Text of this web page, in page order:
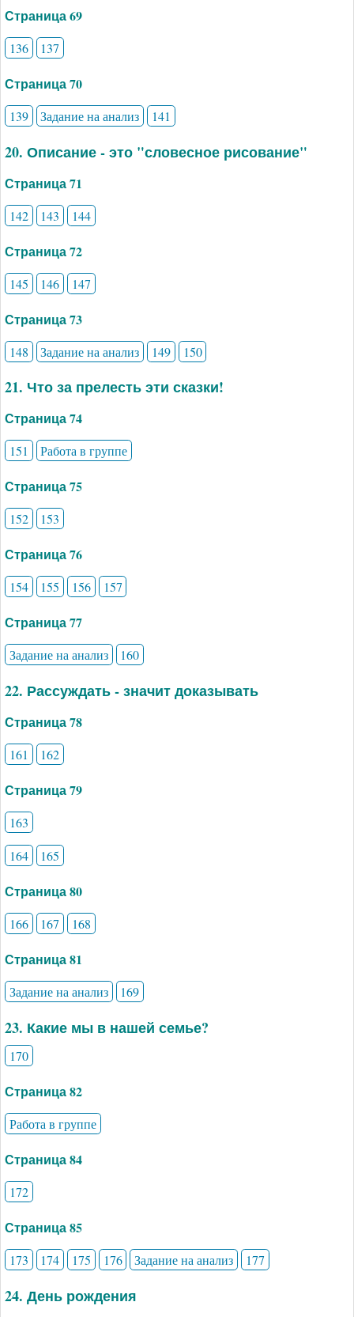
Страница 69
136 137
Страница 70
139 Задание на анализ 141
20. Описание - это "словесное рисование"
Страница 71
142 143 144
Страница 72
145 146 147
Страница 73
148 Задание на анализ 149 150
21. Что за прелесть эти сказки!
Страница 74
151 Работа в группе
Страница 75
152 153
Страница 76
154 155 156 157
Страница 77
Задание на анализ 160
22. Рассуждать - значит доказывать
Страница 78
161 162
Страница 79
163
164
165
Страница 80
166 167 168
Страница 81
Задание на анализ 169
23. Какие мы в нашей семье?
170
Страница 82
Работа в группе
Страница 84
172
Страница 85
173 174 175 176 Задание на анализ 177
24. День рождения